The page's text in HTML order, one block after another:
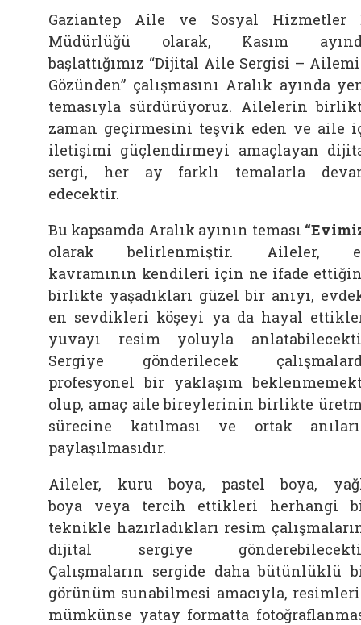
Gaziantep Aile ve Sosyal Hizmetler
Müdürlüğü olarak, Kasım
başlattığımız “Dijital Aile Sergisi –
Gözünden” çalışmasını Aralık ayında
temasıyla sürdürüyoruz. Ailelerin
zaman geçirmesini teşvik eden ve aile
iletişimi güçlendirmeyi amaçlayan
sergi, her ay farklı temalarla
edecektir.
Bu kapsamda Aralık ayının teması
olarak belirlenmiştir. Aileler,
kavramının kendileri için ne ifade
birlikte yaşadıkları güzel bir anıyı,
en sevdikleri köşeyi ya da hayal
yuvayı resim yoluyla
Sergiye gönderilecek
profesyonel bir yaklaşım
olup, amaç aile bireylerinin birlikte
sürecine katılması ve ortak
paylaşılmasıdır.
Aileler, kuru boya, pastel boya,
boya veya tercih ettikleri herhangi
teknikle hazırladıkları resim
dijital sergiye
Çalışmaların sergide daha bütünlüklü
görünüm sunabilmesi amacıyla,
mümkünse yatay formatta